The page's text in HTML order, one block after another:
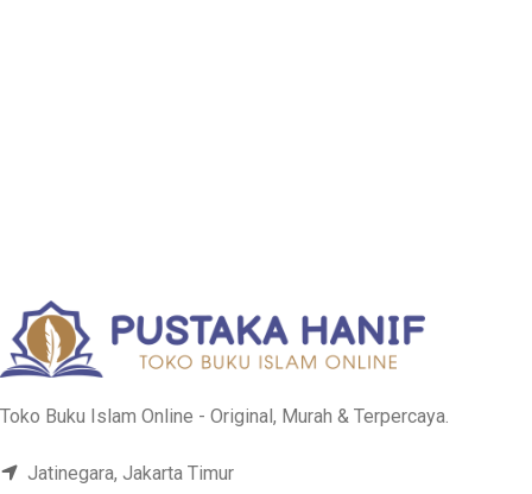
Toko Buku Islam Online - Original, Murah & Terpercaya.
Jatinegara, Jakarta Timur